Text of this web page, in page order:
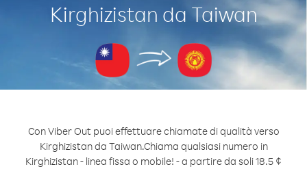
Kirghizistan da Taiwan
Con Viber Out puoi effettuare chiamate di qualità verso
Kirghizistan da Taiwan.Chiama qualsiasi numero in
Kirghizistan - linea fissa o mobile! - a partire da soli 18.5 ¢